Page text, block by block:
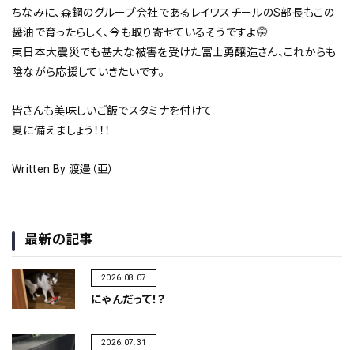
ちなみに、森鋼のグループ会社であるレイワスチールのS部長もこの
醤油で育ったらしく、今も取り寄せているそうですよ🤭
東日本大震災でも甚大な被害を受けた富士勇醸造さん、これからも
陰ながら応援していきたいです。
皆さんも美味しいご飯でスタミナを付けて
夏に備えましょう！！！
Written By 渡邉（亜）
最新の記事
2026.08.07
にゃんだって！？
2026.07.31